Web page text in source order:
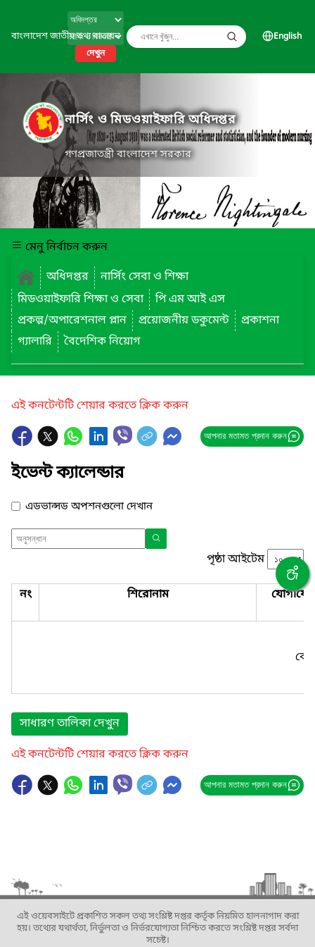
বাংলাদেশ জাতীয় তথ্য বাতায়ন
দেখুন
English
নার্সিং ও মিডওয়াইফারি অধিদপ্তর
গণপ্রজাতন্ত্রী বাংলাদেশ সরকার
মেনু নির্বাচন করুন
অধিদপ্তর
নার্সিং সেবা ও শিক্ষা
মিডওয়াইফারি শিক্ষা ও সেবা
পি এম আই এস
প্রকল্প/অপারেশনাল প্লান
প্রয়োজনীয় ডকুমেন্ট
প্রকাশনা
গ্যালারি
বৈদেশিক নিয়োগ
এই কনটেন্টটি শেয়ার করতে ক্লিক করুন
আপনার মতামত প্রদান করুন
ইভেন্ট ক্যালেন্ডার
এডভান্সড অপশনগুলো দেখান
পৃষ্ঠা আইটেম
নং শিরোনাম
সাধারণ তালিকা দেখুন
এই কনটেন্টটি শেয়ার করতে ক্লিক করুন
আপনার মতামত প্রদান করুন
এই ওয়েবসাইটে প্রকাশিত সকল তথ্য সংশ্লিষ্ট দপ্তর কর্তৃক নিয়মিত হালনাগাদ করা
হয়। তথ্যের যথার্থতা, নির্ভুলতা ও নির্ভরযোগ্যতা নিশ্চিত করতে সংশ্লিষ্ট দপ্তর সর্বদা
সচেষ্ট।